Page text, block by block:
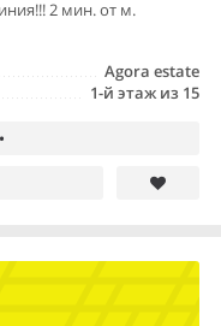
2 мин. от м.
Agora estate
1-й этаж из 15